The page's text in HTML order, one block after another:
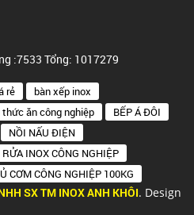
:7533 Tổng: 1017279
rẻ
bàn xếp inox
ăn công nghiệp
BẾP Á ĐÔI
NỒI NẤU ĐIỆN
INOX CÔNG NGHIỆP
CƠM CÔNG NGHIỆP 100KG
SX TM INOX ANH KHÔI. Design